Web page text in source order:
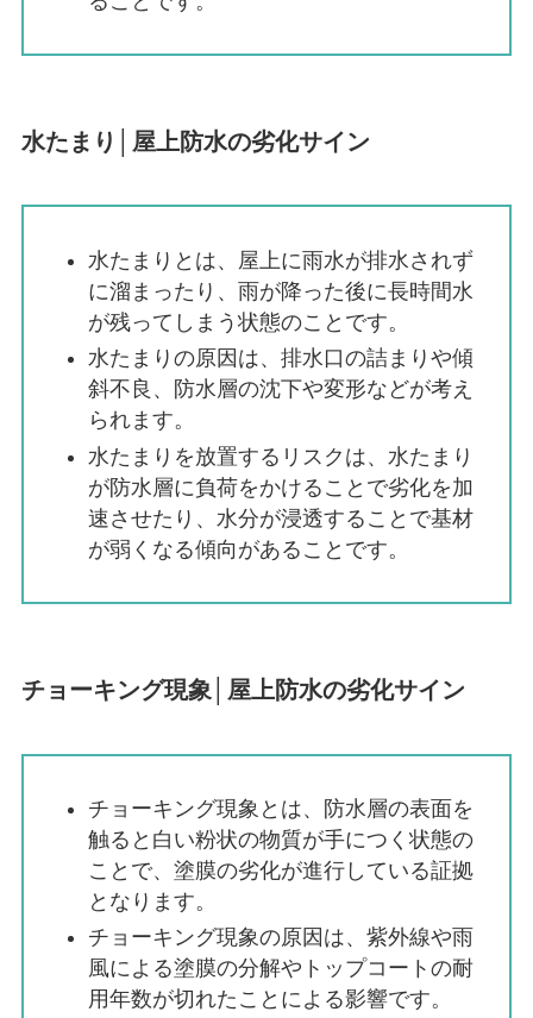
水たまり│屋上防水の劣化サイン
水たまりとは、屋上に雨水が排水されず
に溜まったり、雨が降った後に長時間水
が残ってしまう状態のことです。
水たまりの原因は、排水口の詰まりや傾
斜不良、防水層の沈下や変形などが考え
られます。
水たまりを放置するリスクは、水たまり
が防水層に負荷をかけることで劣化を加
速させたり、水分が浸透することで基材
が弱くなる傾向があることです。
チョーキング現象│屋上防水の劣化サイン
チョーキング現象とは、防水層の表面を
触ると白い粉状の物質が手につく状態の
ことで、塗膜の劣化が進行している証拠
となります。
チョーキング現象の原因は、紫外線や雨
風による塗膜の分解やトップコートの耐
用年数が切れたことによる影響です。